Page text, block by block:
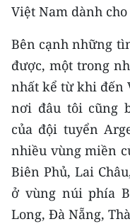
Việt Nam dành
Bên cạnh những
được, một trong
nhất kể từ khi đến
nơi đâu tôi cũng
của đội tuyển
nhiều vùng miền
Biên Phủ, Lai
ở vùng núi phía
Long, Đà Nẵng,